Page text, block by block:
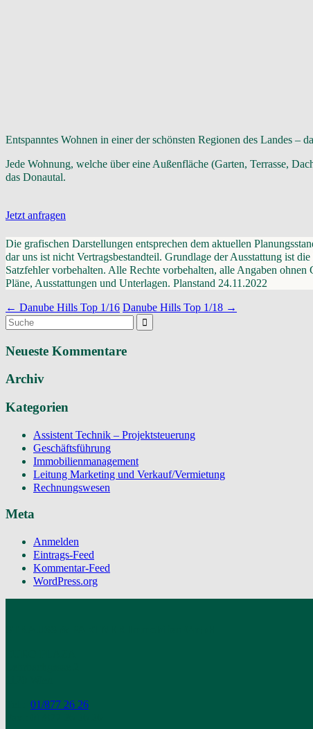
Entspanntes Wohnen in einer der schönsten Regionen des Landes
Jede Wohnung, welche über eine Außenfläche (Garten, Terrasse,
das Donautal.
Jetzt anfragen
Die grafischen Darstellungen entsprechen dem aktuellen
dar uns ist nicht Vertragsbestandteil. Grundlage der Ausstattung ist
Satzfehler vorbehalten. Alle Rechte vorbehalten, alle Angaben
Pläne, Ausstattungen und Unterlagen. Planstand 24.11.2022
Navigation
(Beiträge)
← Danube Hills Top 1/16 Danube Hills Top 1/18 →
Suchergebnis
für:
Neueste Kommentare
Archiv
Kategorien
Assistent Technik – Projektsteuerung
Geschäftsführung
Immobilienmanagement
Leitung Marketing und Verkauf/Vermietung
Rechnungswesen
Meta
Anmelden
Eintrags-Feed
Kommentar-Feed
WordPress.org
01/877 26 26